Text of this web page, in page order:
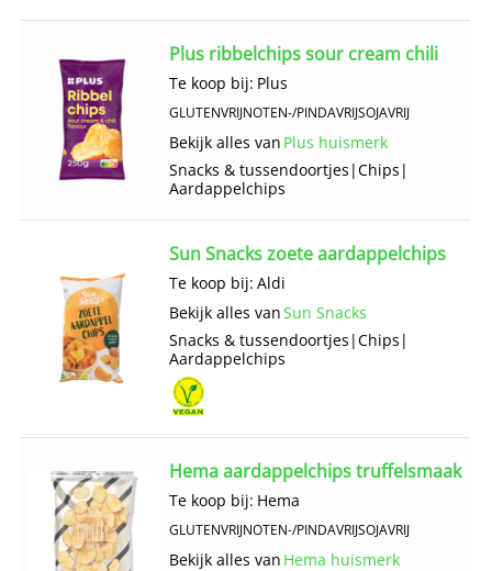
Plus ribbelchips sour cream chili
Te koop bij: Plus
GLUTENVRIJNOTEN-/PINDAVRIJSOJAVRIJ
Bekijk alles van Plus huismerk
Snacks & tussendoortjes |Chips |
Aardappelchips
Sun Snacks zoete aardappelchips
Te koop bij: Aldi
Bekijk alles vanSun Snacks
Snacks & tussendoortjes |Chips |
Aardappelchips
Hema aardappelchips truffelsmaak
Te koop bij: Hema
GLUTENVRIJNOTEN-/PINDAVRIJSOJAVRIJ
Bekijk alles van Hema huismerk